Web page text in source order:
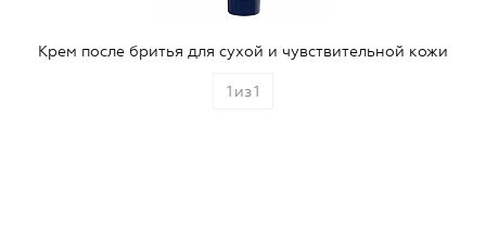
Крем после бритья для сухой и чувствительной кожи
1 из1